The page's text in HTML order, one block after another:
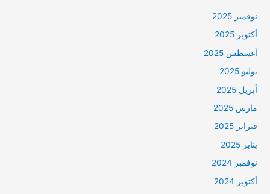
نوفمبر 2025
أكتوبر 2025
أغسطس 2025
يوليو 2025
أبريل 2025
مارس 2025
فبراير 2025
يناير 2025
نوفمبر 2024
أكتوبر 2024